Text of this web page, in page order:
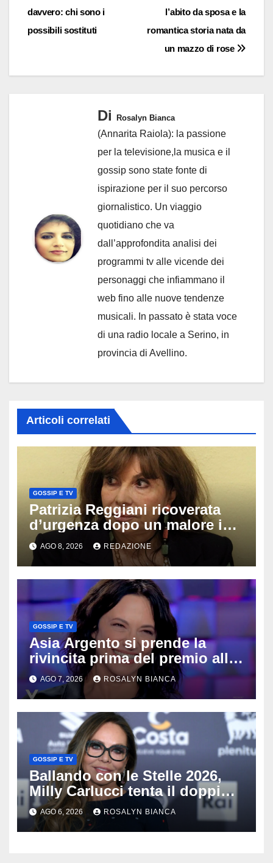
l’abito da sposa e la
romantica storia nata da
un mazzo di rose
davvero: chi sono i
possibili sostituti
Di Rosalyn Bianca
(Annarita Raiola): la passione
per la televisione,la musica e il
gossip sono state fonte di
ispirazione per il suo percorso
giornalistico. Un viaggio
quotidiano che va
dall’approfondita analisi dei
programmi tv alle vicende dei
personaggi che infiammano il
web fino alle nuove tendenze
musicali. In passato è stata voce
di una radio locale a Serino, in
provincia di Avellino.
Articoli correlati
GOSSIP E TV
Patrizia Reggiani ricoverata
d’urgenza dopo un malore in
vacanza: come sta oggi l’ex
Lady Gucci
AGO 8, 2026 REDAZIONE
GOSSIP E TV
Asia Argento si prende la
rivincita prima del premio alla
carriera: «Mi chiamano
raccomandata e cagna»
AGO 7, 2026 ROSALYN BIANCA
GOSSIP E TV
Ballando con le Stelle 2026,
Milly Carlucci tenta il doppio
colpo: tra i papabili Ornella
Muti e Monica Guerritore
AGO 6, 2026 ROSALYN BIANCA